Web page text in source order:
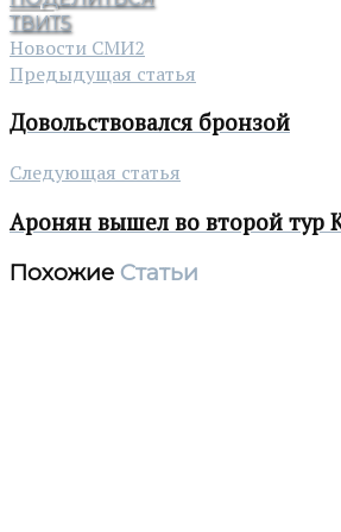
ТВИТ5
Новости СМИ2
Предыдущая статья
Довольствовался бронзой
Следующая статья
Аронян вышел во второй тур
Похожие Статьи